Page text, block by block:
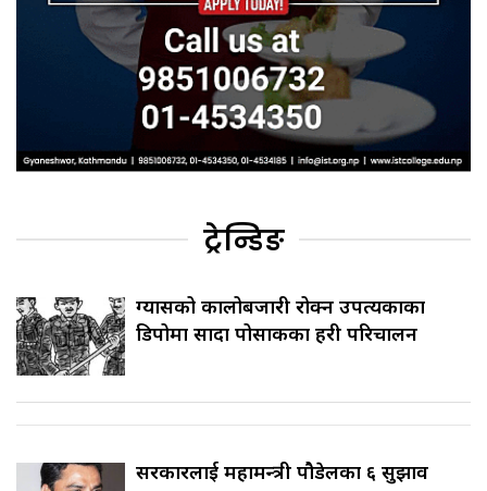
ट्रेन्डिङ
ग्यासको कालोबजारी रोक्न उपत्यकाका
डिपोमा सादा पोसाकका प्रहरी परिचालन
सरकारलाई महामन्त्री पौडेलका ६ सुझाव